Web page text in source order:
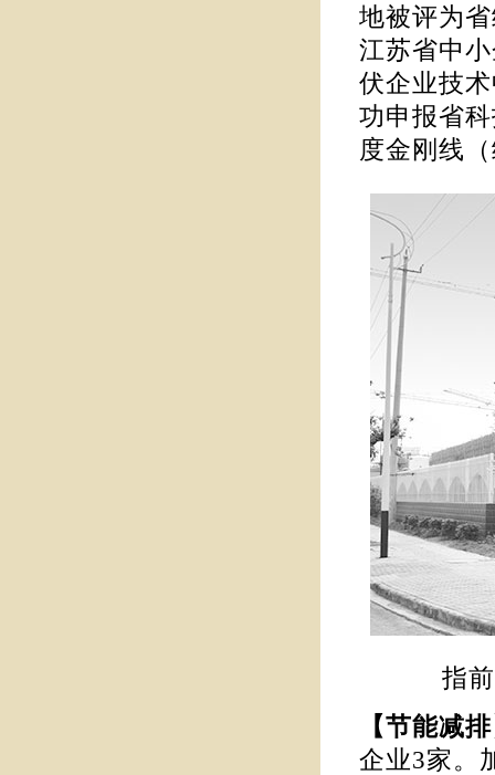
地被评为
江苏省中
伏企业技
功申报省
度金刚线
指
【节能减
企业3家。